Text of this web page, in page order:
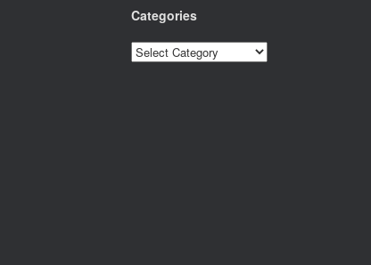
Categories
Categories